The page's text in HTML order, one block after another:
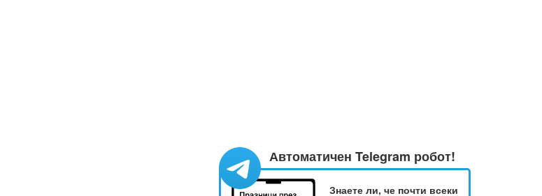
Автоматичен Telegram робот!
Знаете ли, че почти всеки